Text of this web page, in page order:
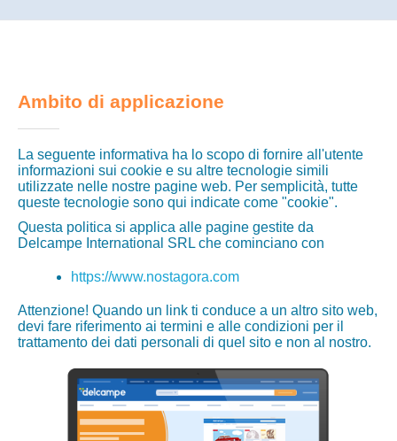
Ambito di applicazione
La seguente informativa ha lo scopo di fornire all'utente
informazioni sui cookie e su altre tecnologie simili
utilizzate nelle nostre pagine web. Per semplicità, tutte
queste tecnologie sono qui indicate come "cookie".
Questa politica si applica alle pagine gestite da
Delcampe International SRL che cominciano con
https://www.nostagora.com
Attenzione! Quando un link ti conduce a un altro sito web,
devi fare riferimento ai termini e alle condizioni per il
trattamento dei dati personali di quel sito e non al nostro.